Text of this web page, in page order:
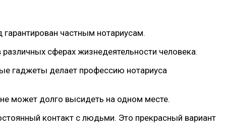
частным нотариусам.
сферах жизнедеятельности человека.
гаджеты делает профессию нотариуса
может долго высидеть на одном месте.
контакт с людьми. Это прекрасный вариант